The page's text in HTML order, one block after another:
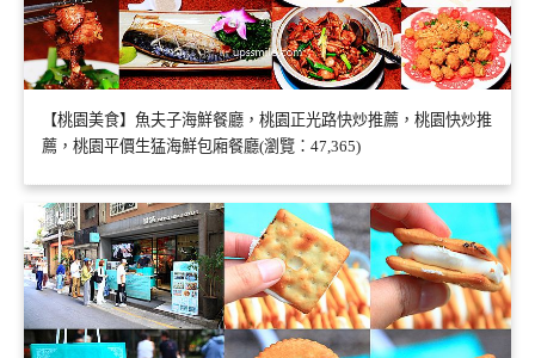
【桃園美食】魚夫子海鮮餐廳，桃園正光路快炒推薦，桃園快炒推
薦，桃園平價生猛海鮮包廂餐廳(瀏覽：47,365)